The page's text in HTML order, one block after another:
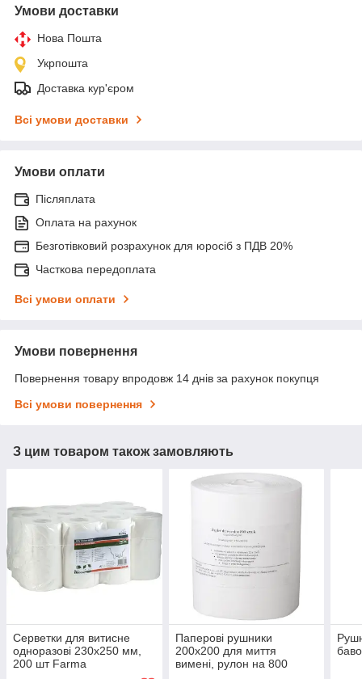
Умови доставки
Нова Пошта
Укрпошта
Доставка кур'єром
Всі умови доставки
Умови оплати
Післяплата
Оплата на рахунок
Безготівковий розрахунок для юросіб з ПДВ 20%
Часткова передоплата
Всі умови оплати
Умови повернення
Повернення товару впродовж 14 днів за рахунок покупця
Всі умови повернення
З цим товаром також замовляють
Серветки для витисне
одноразові 230х250 мм,
200 шт Farma
Паперові рушники
200х200 для миття
вимені, рулон на 800